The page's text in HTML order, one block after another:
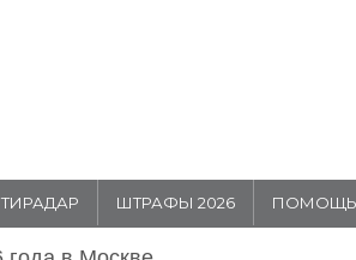
ШТРАФЫ 2026 ПОМОЩЬ